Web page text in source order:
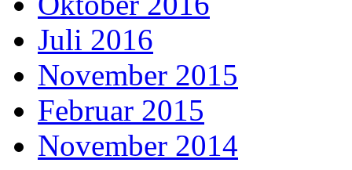
Juli 2016
November 2015
Februar 2015
November 2014